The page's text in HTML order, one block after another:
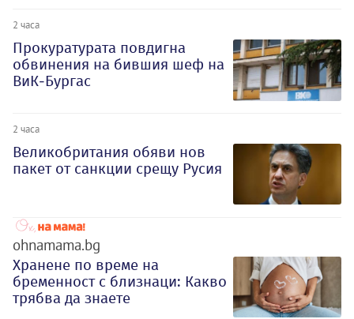
2 часа
Прокуратурата повдигна
обвинения на бившия шеф на
ВиК-Бургас
2 часа
Великобритания обяви нов
пакет от санкции срещу Русия
ohnamama.bg
Хранене по време на
бременност с близнаци: Какво
трябва да знаете